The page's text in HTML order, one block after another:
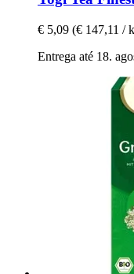
€ 5,09 (€ 147,11 /
Entrega até 18.